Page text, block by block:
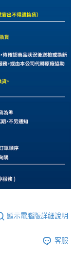
顯示電腦版詳細說明
客服